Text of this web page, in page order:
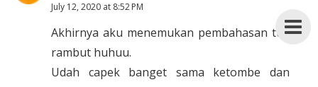
July 12, 2020 at 8:52 PM
Akhirnya aku menemukan pembahasan ttg.
rambut huhuu.
Udah capek banget sama ketombe dan